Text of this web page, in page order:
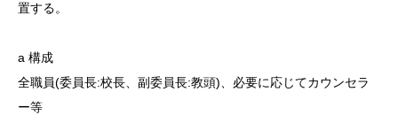
置する。
a 構成
全職員(委員長:校長、副委員長:教頭)、必要に応じてカウンセラ
ー等